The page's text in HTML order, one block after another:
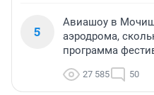
5
Авиашоу в
аэродрома,
программа
27 585 50